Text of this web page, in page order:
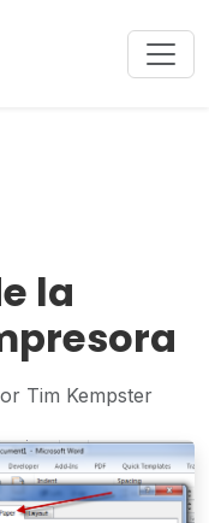
la
Tim Kempster